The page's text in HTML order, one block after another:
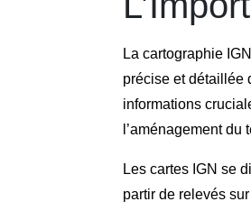
La cartographie
précise et détaillée
informations
l’aménagement du
Les cartes IGN se
partir de relevés